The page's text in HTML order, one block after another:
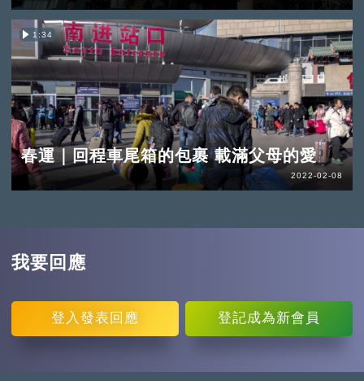
1:34
春運｜回程車尾箱的包裹 載滿父母的愛
2022-02-08
我要回應
登入 發表回應 登記成為新會員